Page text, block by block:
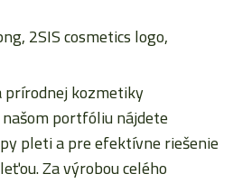
prírodnej kozmetiky
našom portfóliu nájdete
pleti a pre efektívne riešenie
Za výrobou celého